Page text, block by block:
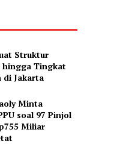
Struktur
hingga Tingkat
di Jakarta
Minta
soal 97 Pinjol
Miliar